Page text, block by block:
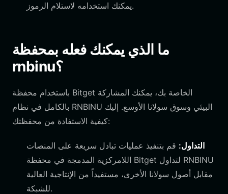
يمكنك استخدامه لاستلام الرموز.
ما الذي يمكنك فعله بمحفظة
rnbinu؟
باستخدام محفظة Bitget الخاصة بك، يمكنك المشاركة
بالكامل في نظام RNBINU البيئي وسوق سولانا الأوسع. إليك
كيفية الاستفادة من محفظتك:
التداول: قم بتنفيذ عمليات تبادل سريعة على المنصات
اللامركزية المدمجة في محفظة Bitget لتداول RNBINU
مقابل أصول سولانا الأخرى، مستفيداً من الإنتاجية العالية
للشبكة.